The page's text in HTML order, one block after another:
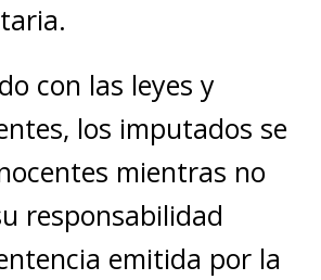
con las leyes y
los imputados se
mientras no
responsabilidad
emitida por la